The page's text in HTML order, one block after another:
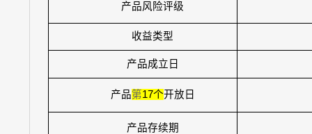
产品风险评级
收益类型
产品成立日
产品第17个开放日
产品存续期